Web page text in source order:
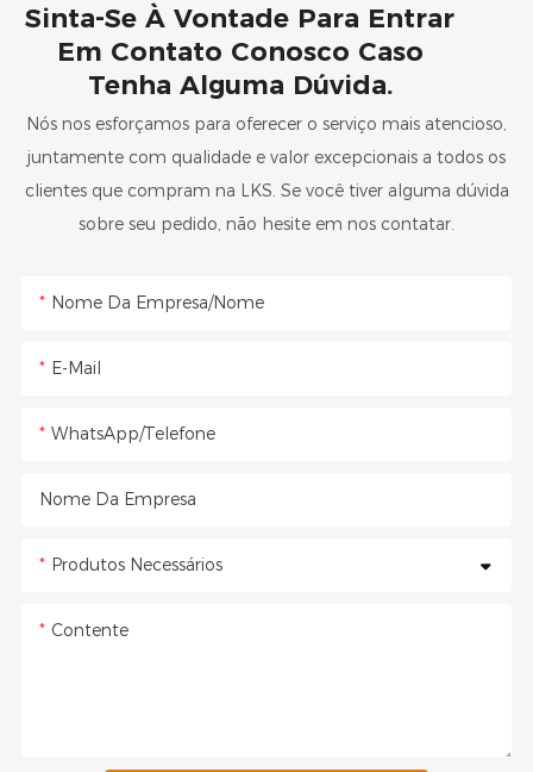
Sinta-Se À Vontade Para Entrar
Em Contato Conosco Caso
Tenha Alguma Dúvida.
Nós nos esforçamos para oferecer o serviço mais atencioso,
juntamente com qualidade e valor excepcionais a todos os
clientes que compram na LKS. Se você tiver alguma dúvida
sobre seu pedido, não hesite em nos contatar.
Nome Da Empresa/Nome
E-Mail
WhatsApp/Telefone
Nome Da Empresa
Produtos Necessários
Contente